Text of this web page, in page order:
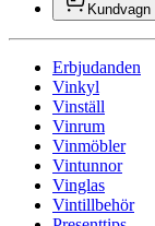
Kundvagn
Erbjudanden
Vinkyl
Vinställ
Vinrum
Vinmöbler
Vintunnor
Vinglas
Vintillbehör